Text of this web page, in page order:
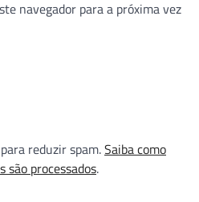
navegador para a próxima vez
reduzir spam.Saiba como
são processados.